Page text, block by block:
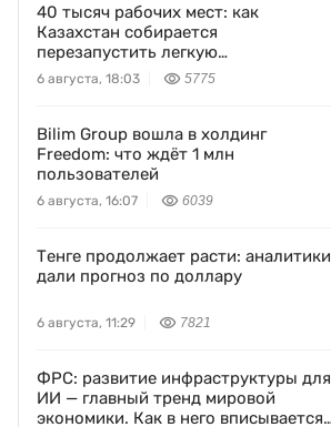
40 тысяч рабочих мест: как
Казахстан собирается
перезапустить легкую
промышленность
6 августа, 18:03 5775
Bilim Group вошла в холдинг
Freedom: что ждёт 1 млн
пользователей
6 августа, 16:07 6039
Тенге продолжает расти: аналитики
дали прогноз по доллару
6 августа, 11:29 7821
ФРС: развитие инфраструктуры для
ИИ — главный тренд мировой
экономики. Как в него вписывается